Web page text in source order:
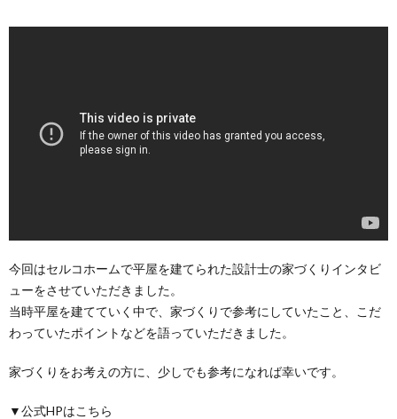
今回はセルコホームで平屋を建てられた設計士の家づくりインタビ
ューをさせていただきました。
当時平屋を建てていく中で、家づくりで参考にしていたこと、こだ
わっていたポイントなどを語っていただきました。
家づくりをお考えの方に、少しでも参考になれば幸いです。
▼公式HPはこちら